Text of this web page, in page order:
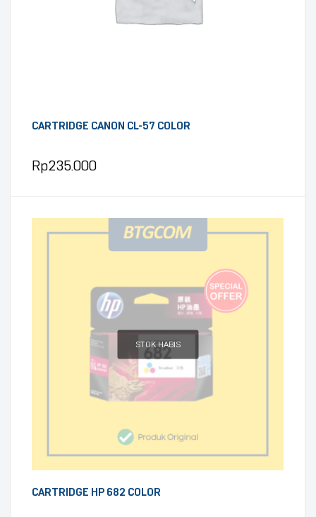
CARTRIDGE CANON CL-57 COLOR
Rp235.000
STOK HABIS
CARTRIDGE HP 682 COLOR